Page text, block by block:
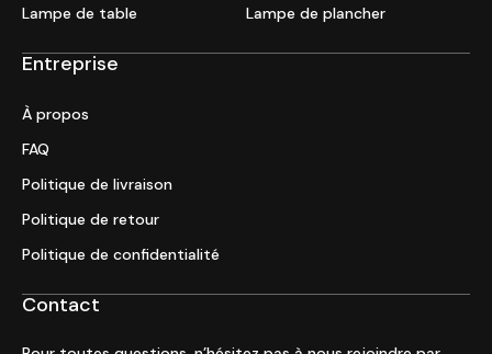
Lampe de table Lampe de plancher
Entreprise
À propos
FAQ
Politique de livraison
Politique de retour
Politique de confidentialité
Contact